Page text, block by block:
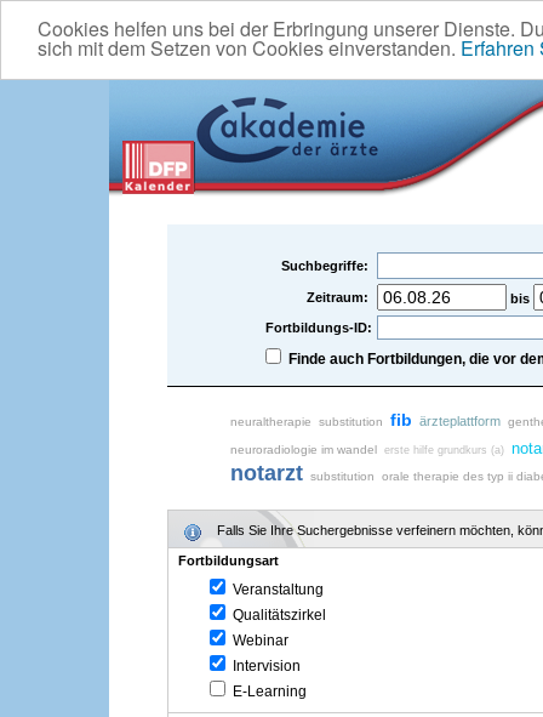
Cookies helfen uns bei der Erbringung unserer Dienste.
sich mit dem Setzen von Cookies einverstanden. Erfahren
Suchbegriffe:
Zeitraum:
bis
Fortbildungs-ID:
Finde auch Fortbildungen, die vor
neuraltherapie substitution fib ärzteplattform
neuroradiologie im wandel erste hilfe grundkurs (a)
notarzt substitution orale therapie des typ ii
Falls Sie Ihre Suchergebnisse verfeinern möchten,
Fortbildungsart
Veranstaltung
Qualitätszirkel
Webinar
Intervision
E-Learning